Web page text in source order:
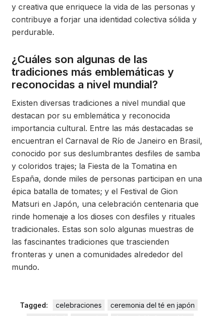
y creativa que enriquece la vida de las personas y
contribuye a forjar una identidad colectiva sólida y
perdurable.
¿Cuáles son algunas de las
tradiciones más emblemáticas y
reconocidas a nivel mundial?
Existen diversas tradiciones a nivel mundial que
destacan por su emblemática y reconocida
importancia cultural. Entre las más destacadas se
encuentran el Carnaval de Río de Janeiro en Brasil,
conocido por sus deslumbrantes desfiles de samba
y coloridos trajes; la Fiesta de la Tomatina en
España, donde miles de personas participan en una
épica batalla de tomates; y el Festival de Gion
Matsuri en Japón, una celebración centenaria que
rinde homenaje a los dioses con desfiles y rituales
tradicionales. Estas son solo algunas muestras de
las fascinantes tradiciones que trascienden
fronteras y unen a comunidades alrededor del
mundo.
Tagged: celebraciones
ceremonia del té en japón